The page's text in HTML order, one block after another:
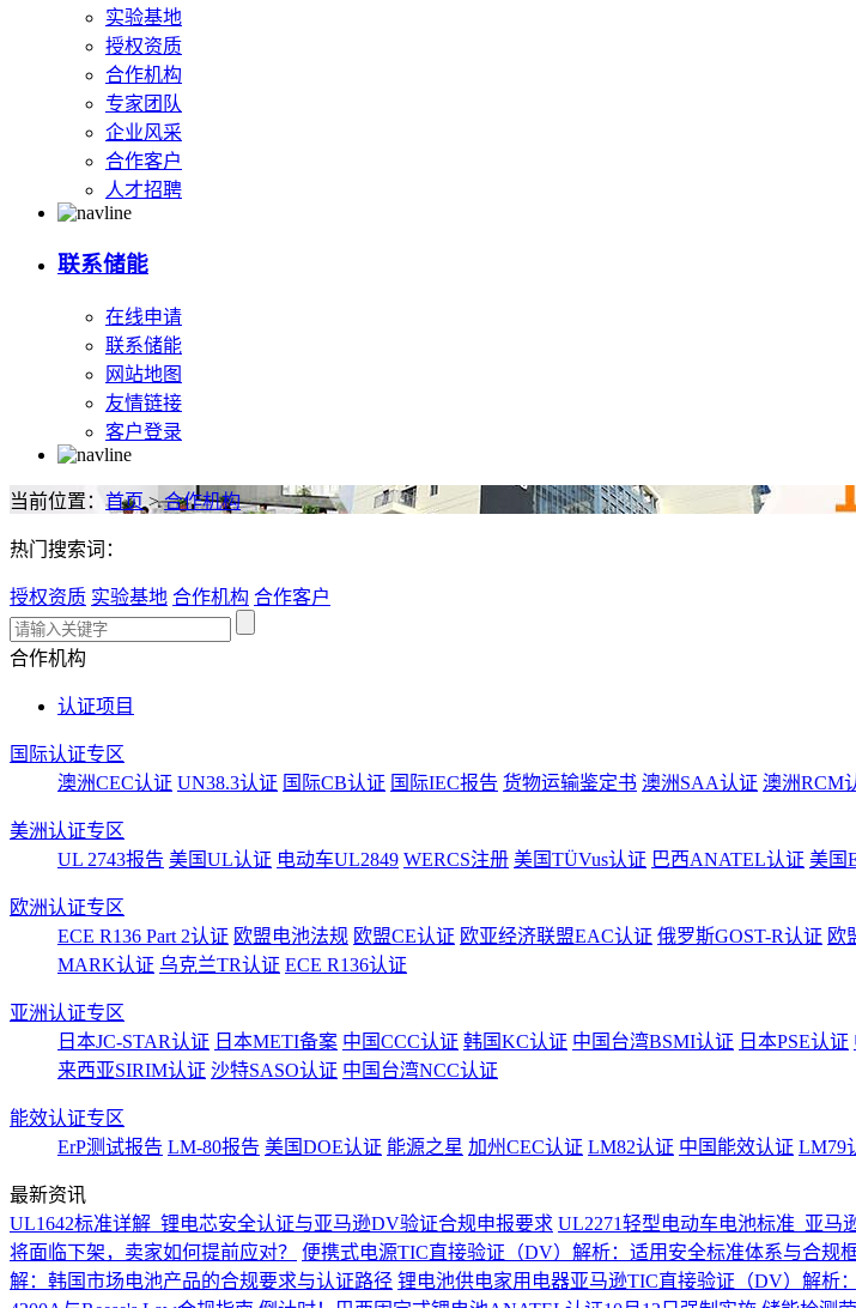
实验基地
授权资质
合作机构
专家团队
企业风采
合作客户
人才招聘
联系储能
在线申请
联系储能
网站地图
友情链接
客户登录
当前位置： 首页>合作机构
热门搜索词：
授权资质 实验基地 合作机构 合作客户
合作机构
认证项目
国际认证专区
澳洲CEC认证 UN38.3认证 国际CB认证 国际IEC报告 货物运输鉴定书 澳洲SAA认证 澳洲RCM
美洲认证专区
UL 2743报告 美国UL认证 电动车UL2849 WERCS注册 美国TÜVus认证 巴西ANATEL认证 美国
欧洲认证专区
ECE R136 Part 2认证 欧盟电池法规 欧盟CE认证 欧亚经济联盟EAC认证 俄罗斯GOST-R认证 欧
MARK认证 乌克兰TR认证 ECE R136认证
亚洲认证专区
日本JC-STAR认证 日本METI备案 中国CCC认证 韩国KC认证 中国台湾BSMI认证 日本PSE认证
来西亚SIRIM认证 沙特SASO认证 中国台湾NCC认证
能效认证专区
ErP测试报告 LM-80报告 美国DOE认证 能源之星 加州CEC认证 LM82认证 中国能效认证 LM79
最新资讯
UL1642标准详解_锂电芯安全认证与亚马逊DV验证合规申报要求 UL2271轻型电动车电池标准_亚马
将面临下架，卖家如何提前应对？
便携式电源TIC直接验证（DV）解析：适用安全标准体系与合规
解：韩国市场电池产品的合规要求与认证路径 锂电池供电家用电器亚马逊TIC直接验证（DV）解析